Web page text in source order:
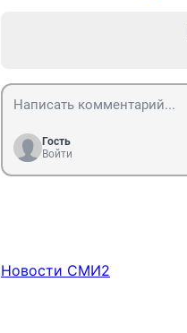
Гость
Войти
Новости СМИ2